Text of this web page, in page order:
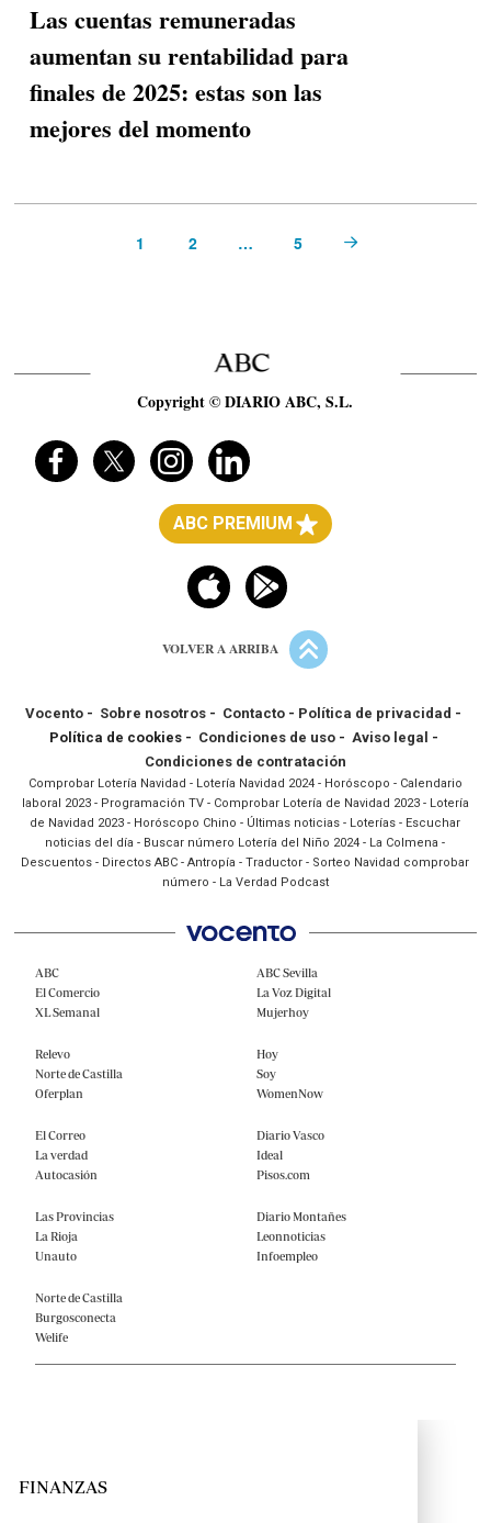
Las cuentas remuneradas
aumentan su rentabilidad para
finales de 2025: estas son las
mejores del momento
1 2 … 5 Next
Copyright © DIARIO ABC, S.L.
ABC PREMIUM
VOLVER A ARRIBA
Vocento - Sobre nosotros - Contacto - Política de privacidad -
Política de cookies - Condiciones de uso- Aviso legal -
Condiciones de contratación
Comprobar Lotería Navidad - Lotería Navidad 2024- Horóscopo - Calendario
laboral 2023- Programación TV- Comprobar Lotería de Navidad 2023- Lotería
de Navidad 2023 - Horóscopo Chino - Últimas noticias - Loterías - Escuchar
noticias del día - Buscar número Lotería del Niño 2024 - La Colmena -
Descuentos - Directos ABC -Antropía -Traductor - Sorteo Navidad comprobar
número - La Verdad Podcast
ABC
El Comercio
XL Semanal
ABC Sevilla
La Voz Digital
Mujerhoy
Relevo
Norte de Castilla
Oferplan
Hoy
Soy
WomenNow
El Correo
La verdad
Autocasión
Diario Vasco
Ideal
Pisos.com
Las Provincias
La Rioja
Unauto
Diario Montañes
Leonnoticias
Infoempleo
Norte de Castilla
Burgosconecta
Welife
FINANZAS
← VOLVER
← VOLVER
← VOLVER
← VOLVER
← VOLVER
← VOLVER
← VOLVER
← VOLVER
← VOLVER
← VOLVER